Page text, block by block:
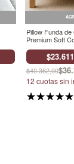
Pillow Funda
Premium Soft
$40.362,00
12 cuotas sin